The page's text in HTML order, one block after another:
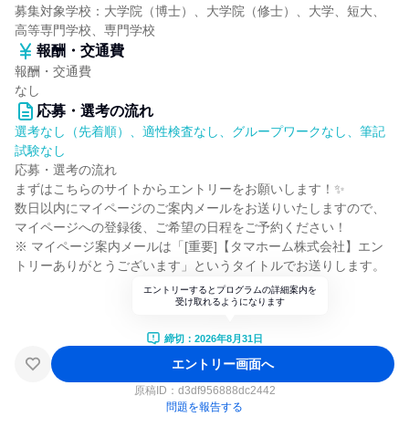
募集対象学校：大学院（博士）、大学院（修士）、大学、短大、
高等専門学校、専門学校
報酬・交通費
報酬・交通費
なし
応募・選考の流れ
選考なし（先着順）、適性検査なし、グループワークなし、筆記
試験なし
応募・選考の流れ
まずはこちらのサイトからエントリーをお願いします！✨
数日以内にマイページのご案内メールをお送りいたしますので、
マイページへの登録後、ご希望の日程をご予約ください！
※ マイページ案内メールは「[重要]【タマホーム株式会社】エン
トリーありがとうございます」というタイトルでお送りします。
エントリーするとプログラムの詳細案内を
受け取れるようになります
締切：2026年8月31日
エントリー画面へ
原稿ID： d3df956888dc2442
問題を報告する